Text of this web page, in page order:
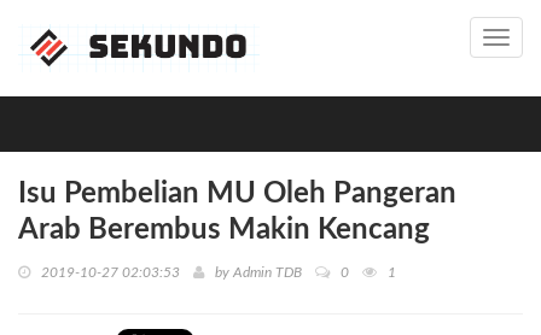
Isu Pembelian MU Oleh Pangeran
Arab Berembus Makin Kencang
2019-10-27 02:03:53 by Admin TDB 0 1